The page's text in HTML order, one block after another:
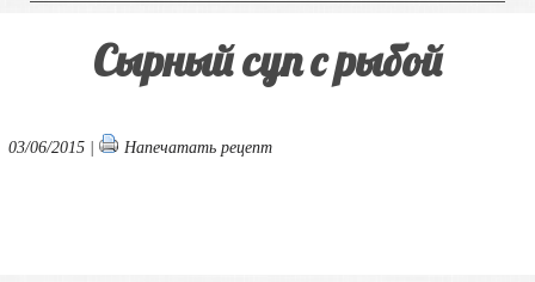
Сырный суп с рыбой
03/06/2015 | Напечатать рецепт